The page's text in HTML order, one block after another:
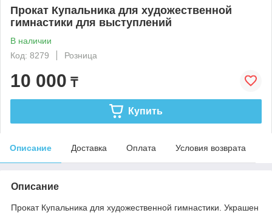
Прокат Купальника для художественной
гимнастики для выступлений
В наличии
Код: 8279
Розница
10 000 ₸
Купить
Описание Доставка Оплата Условия возврата
Описание
Прокат Купальника для художественной гимнастики. Украшен